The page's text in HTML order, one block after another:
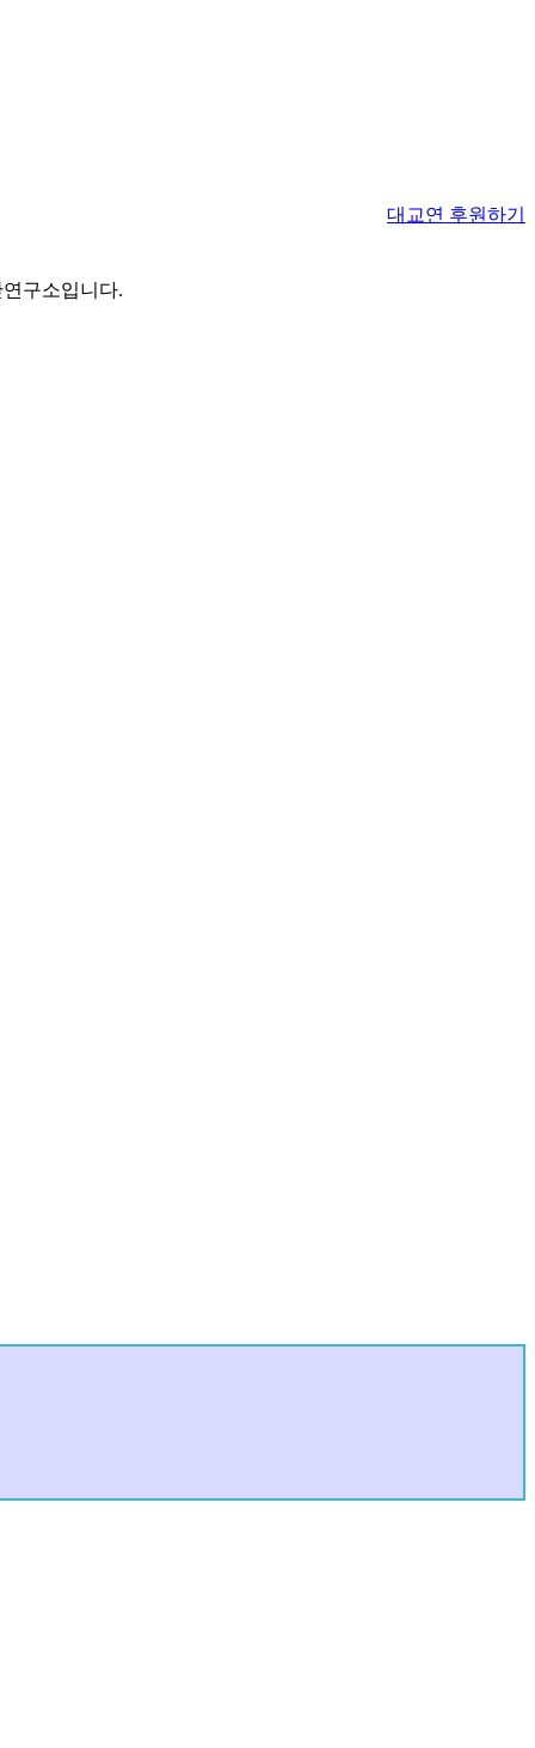
구소입니다.
대교연 후원하기